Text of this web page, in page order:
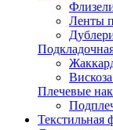
Ленты
Плечевые
Текстильная